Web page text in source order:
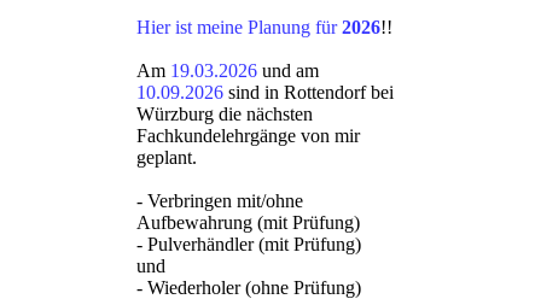
Hier ist meine Planung für2026!!
Am 19.03.2026 und am
10.09.2026 sind in Rottendorf bei
Würzburg die nächsten
Fachkundelehrgänge von mir
geplant.
- Verbringen mit/ohne
Aufbewahrung (mit Prüfung)
- Pulverhändler (mit Prüfung)
und
- Wiederholer (ohne Prüfung)